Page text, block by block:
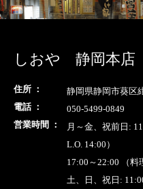
しおや 静岡本店
住所 ：
静岡県静岡市葵区
電話 ：
050-5499-0849
営業時間 ：
月～金、祝前日:
L.O. 14:00）
17:00～22:00 （料
土、日、祝日: